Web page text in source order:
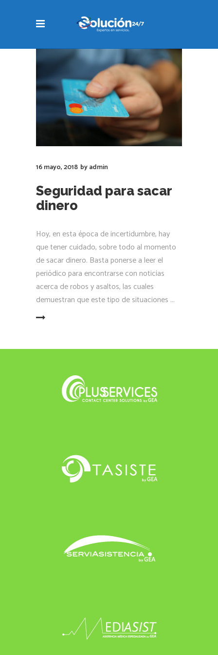
16 mayo, 2018 byadmin
Seguridad para sacar
dinero
Hoy, en esta época de incertidumbre, hay
que tener cuidado, sobre todo al momento
de sacar dinero. Basta ponerse a leer el
periódico para encontrarse con noticias
acerca de robos y asaltos, las cuales
demuestran que este tipo de situaciones